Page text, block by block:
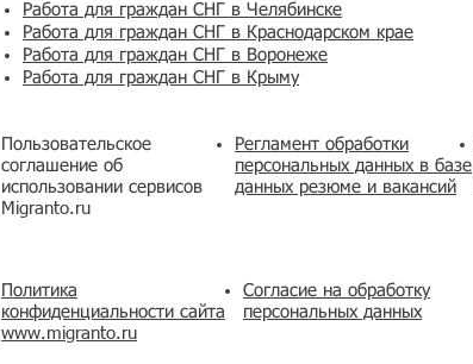
Работа для граждан СНГ в Челябинске
Работа для граждан СНГ в Краснодарском крае
Работа для граждан СНГ в Воронеже
Работа для граждан СНГ в Крыму
Пользовательское
соглашение об
использовании сервисов
Migranto.ru
Регламент обработки
персональных данных в базе
данных резюме и вакансий
Политика
конфиденциальности сайта
www.migranto.ru
Согласие на обработку
персональных данных